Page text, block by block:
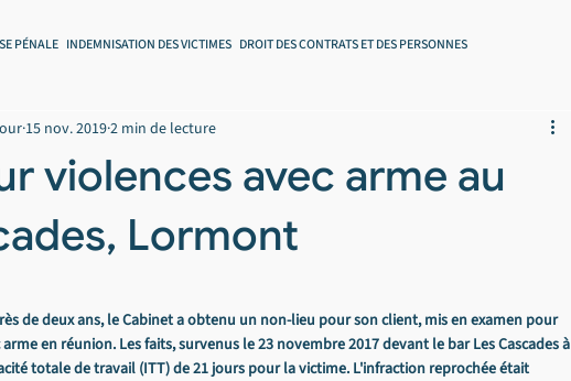
PÉNALE INDEMNISATION DES VICTIMES DROIT DES CONTRATS ET DES PERSONNES
violences avec arme au
Lormont
15 nov. 20192 min de lecture
de deux ans, le Cabinet a obtenu un non-lieu pour son client, mis en examen pour
en réunion. Les faits, survenus le 23 novembre 2017 devant le bar Les Cascades à
totale de travail (ITT) de 21 jours pour la victime. L'infraction reprochée était